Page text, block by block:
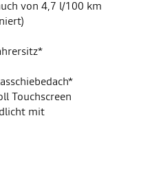
von 4,7 l/100 km
Touchscreen
mit